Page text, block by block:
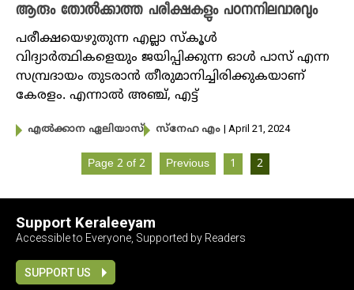
ആരും തോൽക്കാത്ത പരീക്ഷകളും പഠനനിലവാരവും
പരീക്ഷയെഴുതുന്ന എല്ലാ സ്കൂൾ
വിദ്യാർത്ഥികളെയും ജയിപ്പിക്കുന്ന ഓൾ പാസ് എന്ന
സമ്പ്രദായം തുടരാൻ തീരുമാനിച്ചിരിക്കുകയാണ്
കേരളം. എന്നാൽ അഞ്ച്, എട്ട്
എൽക്കാന ഏലിയാസ് സ്നേഹ എം | April 21, 2024
Page 2 of 2 Previous 1 2
Support Keraleeyam
Accessible to Everyone, Supported by Readers
SUPPORT US